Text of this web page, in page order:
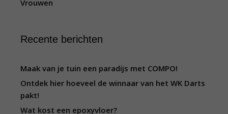
Vrouwen
Recente berichten
Maak van je tuin een paradijs met COMPO!
Ontdek hier hoeveel de winnaar van het WK Darts
pakt!
Wat kost een epoxyvloer?